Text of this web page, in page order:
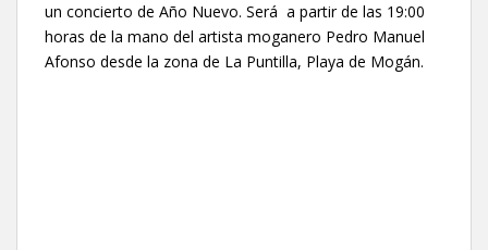
un concierto de Año Nuevo. Será a partir de las 19:00
horas de la mano del artista moganero Pedro Manuel
Afonso desde la zona de La Puntilla, Playa de Mogán.